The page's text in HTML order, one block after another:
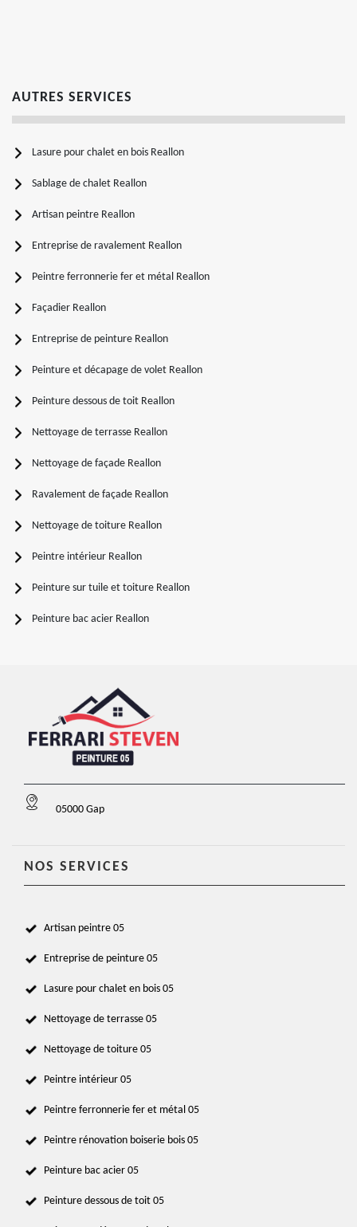
AUTRES SERVICES
Lasure pour chalet en bois Reallon
Sablage de chalet Reallon
Artisan peintre Reallon
Entreprise de ravalement Reallon
Peintre ferronnerie fer et métal Reallon
Façadier Reallon
Entreprise de peinture Reallon
Peinture et décapage de volet Reallon
Peinture dessous de toit Reallon
Nettoyage de terrasse Reallon
Nettoyage de façade Reallon
Ravalement de façade Reallon
Nettoyage de toiture Reallon
Peintre intérieur Reallon
Peinture sur tuile et toiture Reallon
Peinture bac acier Reallon
05000 Gap
NOS SERVICES
Artisan peintre 05
Entreprise de peinture 05
Lasure pour chalet en bois 05
Nettoyage de terrasse 05
Nettoyage de toiture 05
Peintre intérieur 05
Peintre ferronnerie fer et métal 05
Peintre rénovation boiserie bois 05
Peinture bac acier 05
Peinture dessous de toit 05